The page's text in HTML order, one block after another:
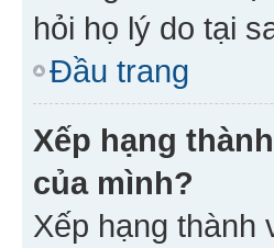
hỏi họ lý do tại
Đầu trang
Xếp hạng
của mình?
Xếp hạng thành